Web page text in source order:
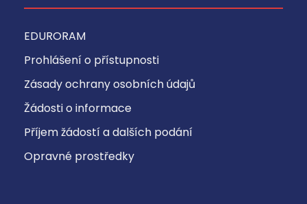
EDURORAM
Prohlášení o přístupnosti
Zásady ochrany osobních údajů
Žádosti o informace
Příjem žádostí a dalších podání
Opravné prostředky